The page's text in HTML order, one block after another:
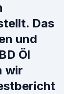
Das
und
Öl
wir